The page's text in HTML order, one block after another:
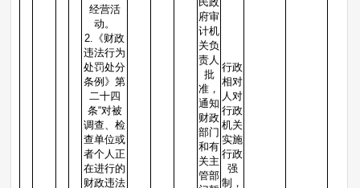
经营活
动。
2.《财政
违法行为
处罚处分
条例》第
二十四
条“对被
调查、检
查单位或
者个人正
在进行的
财政违法
府审
计机
关负
责人
批
准，
通知
财政
部门
和有
关主
管部
行政
相对
人对
行政
机关
实施
行政
强
制，